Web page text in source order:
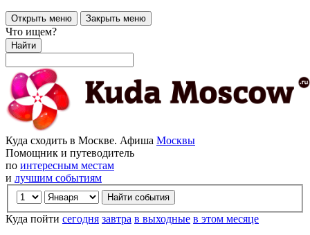
Открыть меню Закрыть меню
Что ищем?
Найти
Куда сходить в Москве. Афиша Москвы
Помощник и путеводитель
по интересным местам
и лучшим событиям
Куда пойти сегодня завтра в выходные в этом месяце